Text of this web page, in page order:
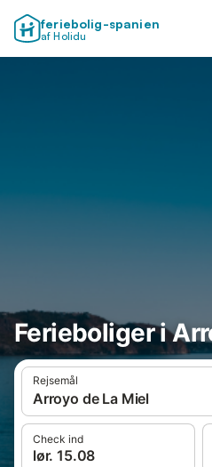
feriebolig-spanien
af Holidu
Ferieboliger i
Rejsemål
Arroyo de La Miel
Check ind
lør. 15.08